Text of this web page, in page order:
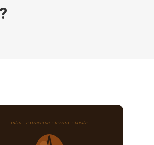
ratio · extracción · terroir · tueste